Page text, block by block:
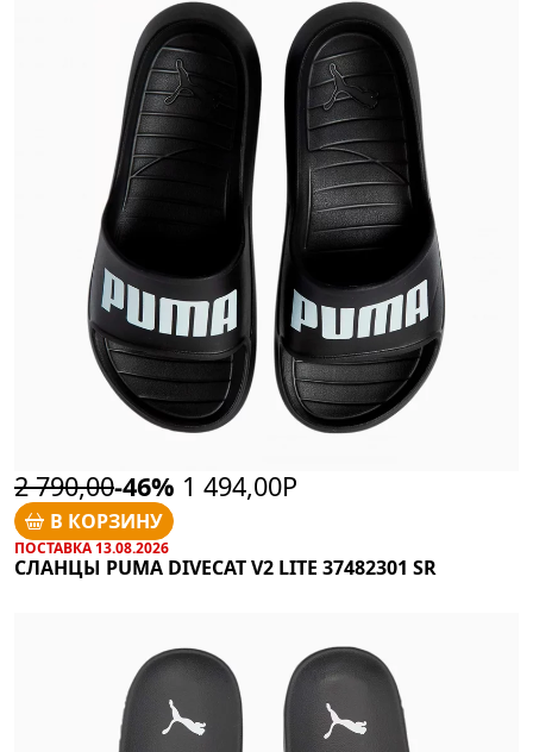
2 790,00-46% 1 494,00Р
В КОРЗИНУ
ПОСТАВКА 13.08.2026
СЛАНЦЫ PUMA DIVECAT V2 LITE 37482301 SR